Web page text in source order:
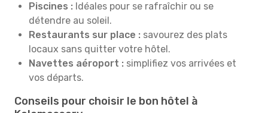
Piscines : Idéales pour se rafraîchir ou se
détendre au soleil.
Restaurants sur place : savourez des plats
locaux sans quitter votre hôtel.
Navettes aéroport : simplifiez vos arrivées et
vos départs.
Conseils pour choisir le bon hôtel à